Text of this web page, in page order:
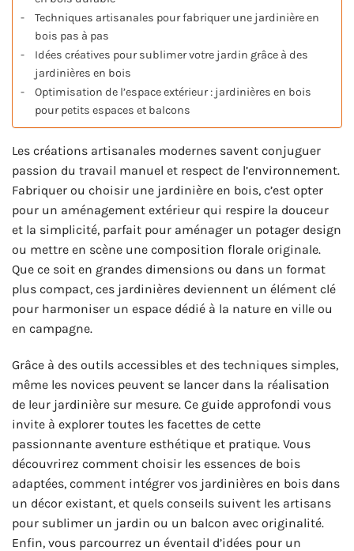
Techniques artisanales pour fabriquer une jardinière en
bois pas à pas
Idées créatives pour sublimer votre jardin grâce à des
jardinières en bois
Optimisation de l’espace extérieur : jardinières en bois
pour petits espaces et balcons
Les créations artisanales modernes savent conjuguer
passion du travail manuel et respect de l’environnement.
Fabriquer ou choisir une jardinière en bois, c’est opter
pour un aménagement extérieur qui respire la douceur
et la simplicité, parfait pour aménager un potager design
ou mettre en scène une composition florale originale.
Que ce soit en grandes dimensions ou dans un format
plus compact, ces jardinières deviennent un élément clé
pour harmoniser un espace dédié à la nature en ville ou
en campagne.
Grâce à des outils accessibles et des techniques simples,
même les novices peuvent se lancer dans la réalisation
de leur jardinière sur mesure. Ce guide approfondi vous
invite à explorer toutes les facettes de cette
passionnante aventure esthétique et pratique. Vous
découvrirez comment choisir les essences de bois
adaptées, comment intégrer vos jardinières en bois dans
un décor existant, et quels conseils suivent les artisans
pour sublimer un jardin ou un balcon avec originalité.
Enfin, vous parcourrez un éventail d’idées pour un